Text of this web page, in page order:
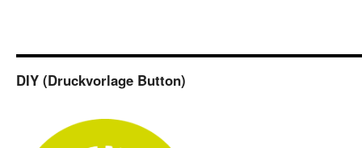
DIY (Druckvorlage Button)